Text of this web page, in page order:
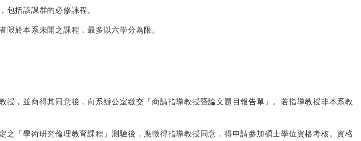
包括該課群的必修課程。
於本系未開之課程，最多以六學分為限。
授，並商得其同意後，向系辦公室繳交「商請指導教授暨論文題目報告單」。若指導教授非本系教
之「學術研究倫理教育課程」測驗後，應徵得指導教授同意，得申請參加碩士學位資格考核。資格